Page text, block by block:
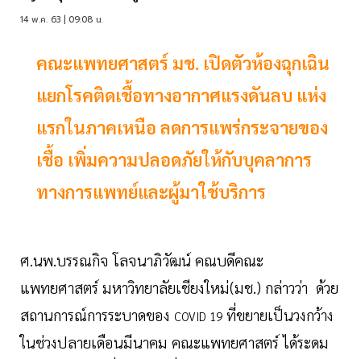
14 พ.ค. 63 | 09:08 น.
คณะแพทยศาสตร์ มช. เปิดตัวห้องฉุกเฉิน
แยกโรคติดเชื้อทางอากาศแรงดันลบ แห่ง
แรกในภาคเหนือ ลดการแพร่กระจายของ
เชื้อ เพิ่มความปลอดภัยให้กับบุคลาการ
ทางการแพทย์และผู้มาใช้บริการ
ศ.นพ.บรรณกิจ โลจนาภิวัฒน์ คณบดีคณะ
แพทยศาสตร์ มหาวิทยาลัยเชียงใหม่(มช.) กล่าวว่า ด้วย
สถานการณ์การระบาดของ COVID 19 ที่ขยายเป็นวงกว้าง
ในช่วงปลายเดือนมีนาคม คณะแพทยศาสตร์ ได้ระดม